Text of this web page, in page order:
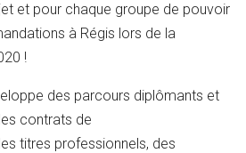
et pour chaque groupe de pouvoir
à Régis lors de la
!
des parcours diplômants et
contrats de
titres professionnels, des